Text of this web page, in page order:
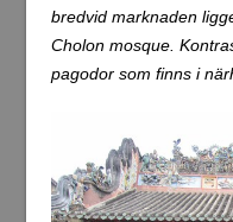
bredvid marknaden
Cholon mosque.
pagodor som finns i